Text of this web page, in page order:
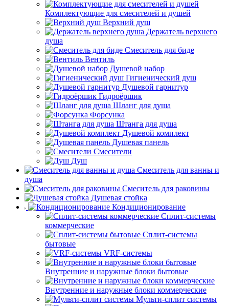
Комплектующие для смесителей и душей
Верхний душ
Держатель верхнего
душа
Смеситель для биде
Вентиль
Душевой набор
Гигиенический душ
Душевой гарнитур
Гидроёршик
Шланг для душа
Форсунка
Штанга для душа
Душевой комплект
Душевая панель
Смесители
Душ
Смеситель для ванны и
душа
Смеситель для раковины
Душевая стойка
Кондиционирование
Сплит-системы
коммерческие
Сплит-системы
бытовые
VRF-системы
Внутренние и наружные блоки бытовые
Внутренние и наружные блоки коммерческие
Мульти-сплит системы